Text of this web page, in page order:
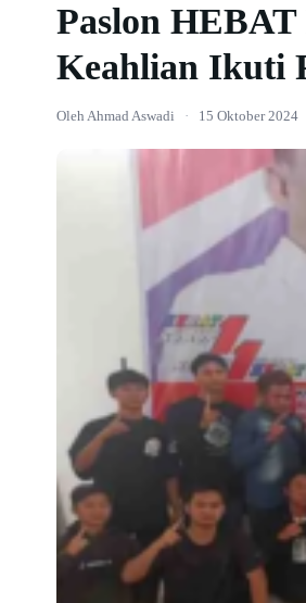
Paslon
Keahlian Ikuti
Oleh Ahmad Aswadi · 15 Oktober 2024